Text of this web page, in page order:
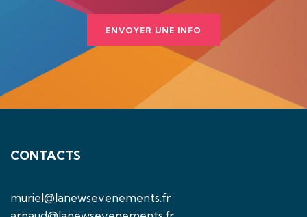
ENVOYER UNE INFO
CONTACTS
muriel@lanewsevenements.fr